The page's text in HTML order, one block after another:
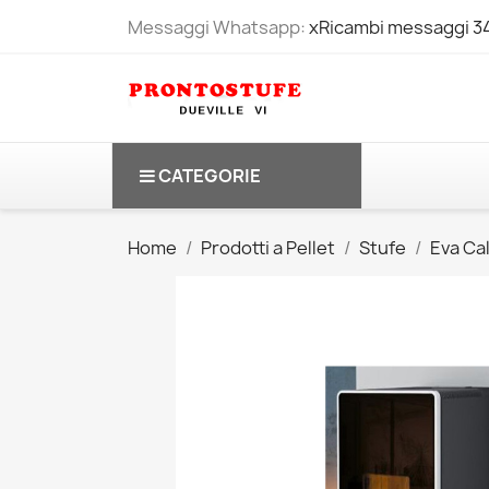
Messaggi Whatsapp:xRicambi messaggi
CATEGORIE
Home Prodotti a Pellet Stufe Eva